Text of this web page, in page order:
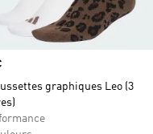
graphiques Leo (3